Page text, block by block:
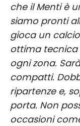
che il Menti è
siamo pronti
gioca un
ottima tecnica
ogni zona.
compatti.
ripartenze e,
porta. Non
occasioni